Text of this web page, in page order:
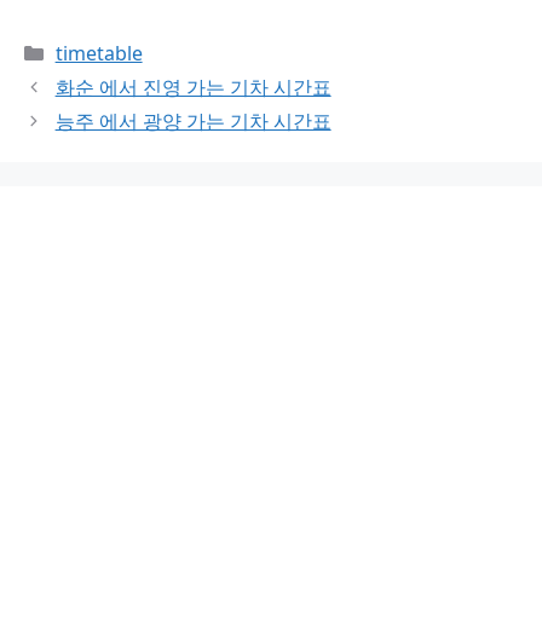
Categories
timetable
화순 에서 진영 가는 기차 시간표
능주 에서 광양 가는 기차 시간표